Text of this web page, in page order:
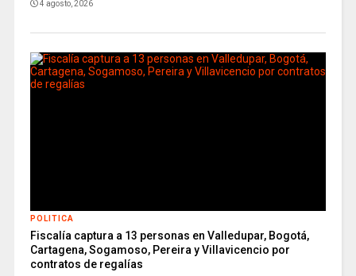
4 agosto, 2026
POLITICA
Fiscalía captura a 13 personas en Valledupar, Bogotá,
Cartagena, Sogamoso, Pereira y Villavicencio por
contratos de regalías